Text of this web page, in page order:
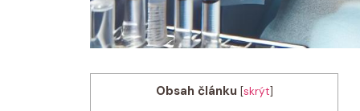
Obsah článku [skrýt]